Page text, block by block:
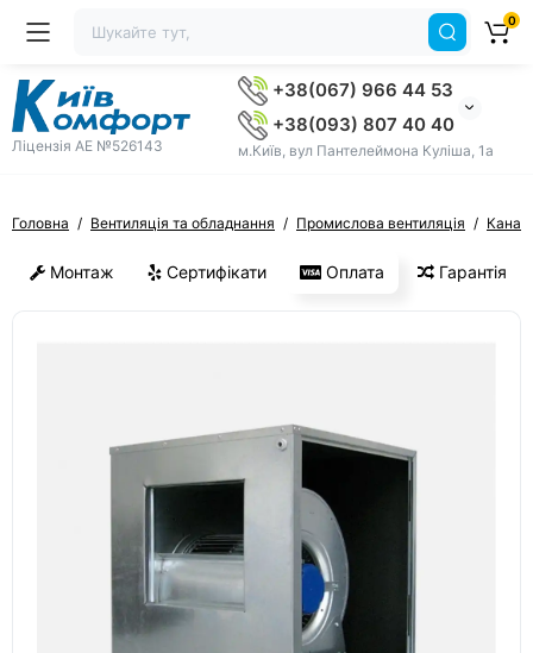
Ліцензія AE №526143
+38(067) 966 44 53
+38(093) 807 40 40
м.Київ, вул Пантелеймона Куліша, 1а
0
Головна Вентиляція та обладнання Промислова вентиляція
Монтаж Сертифікати Оплата Гарантія